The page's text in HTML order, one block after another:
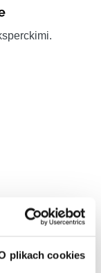
plikach cookies